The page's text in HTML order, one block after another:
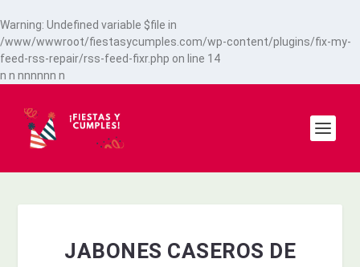
Warning: Undefined variable $file in
/www/wwwroot/fiestasycumples.com/wp-content/plugins/fix-my-
feed-rss-repair/rss-feed-fixr.php on line 14
n n nnnnnn n
JABONES CASEROS DE